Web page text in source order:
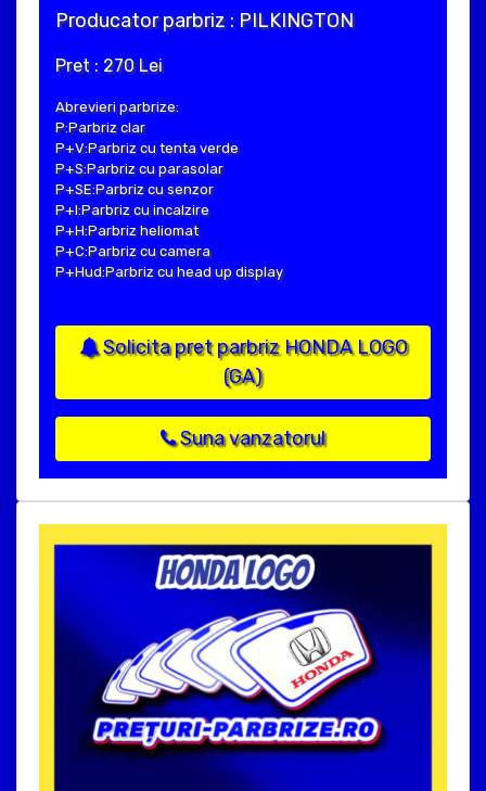
Producator parbriz : PILKINGTON
Pret : 270 Lei
Abrevieri parbrize:
P:Parbriz clar
P+V:Parbriz cu tenta verde
P+S:Parbriz cu parasolar
P+SE:Parbriz cu senzor
P+I:Parbriz cu incalzire
P+H:Parbriz heliomat
P+C:Parbriz cu camera
P+Hud:Parbriz cu head up display
Solicita pret parbriz HONDA LOGO
(GA)
Suna vanzatorul